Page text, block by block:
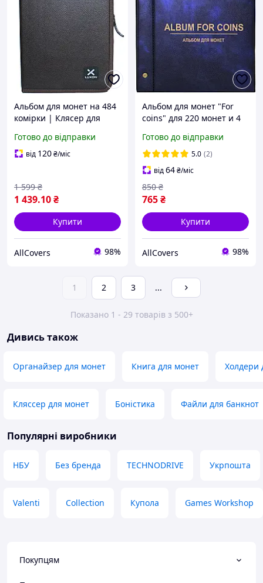
Альбом для монет на 484
комірки | Клясер для
нумізмата Luxon,
Коричневий
Готово до відправки
від 120₴/міс
1 439.10₴
1 599 ₴
Купити
AllCovers 98%
Альбом для монет "For
coins" для 220 монет и 4
Синій
Готово до відправки
5.0 (2)
від64₴/міс
765₴
850 ₴
Купити
AllCovers 98%
1 2 3 ...
Показано 1 - 29 товарів з 500+
Дивись також
Органайзер для монет Книга для монет Холдери
Кляссер для монет Боністика Файли для банкнот
Популярні виробники
НБУ Без бренда TECHNODRIVE Укрпошта
Valenti Collection Купола Games Workshop
Покупцям